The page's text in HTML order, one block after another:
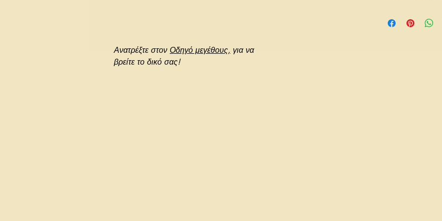
ατομικό και
Ανατρέξτε στον Οδηγό μεγέθους, για να
βρείτε το δικό σας!